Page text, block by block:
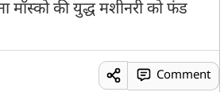
की युद्ध मशीनरी को फंड
Comment